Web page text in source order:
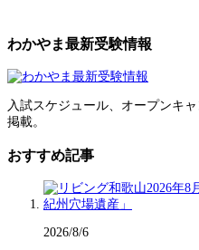
わかやま最新受験情報
入試スケジュール、オープンキ
掲載。
おすすめ記事
2026/8/6